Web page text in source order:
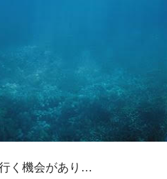
く機会があり…